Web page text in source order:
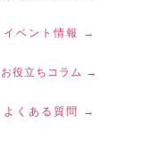
イベント情報 →
お役立ちコラム →
よくある質問 →